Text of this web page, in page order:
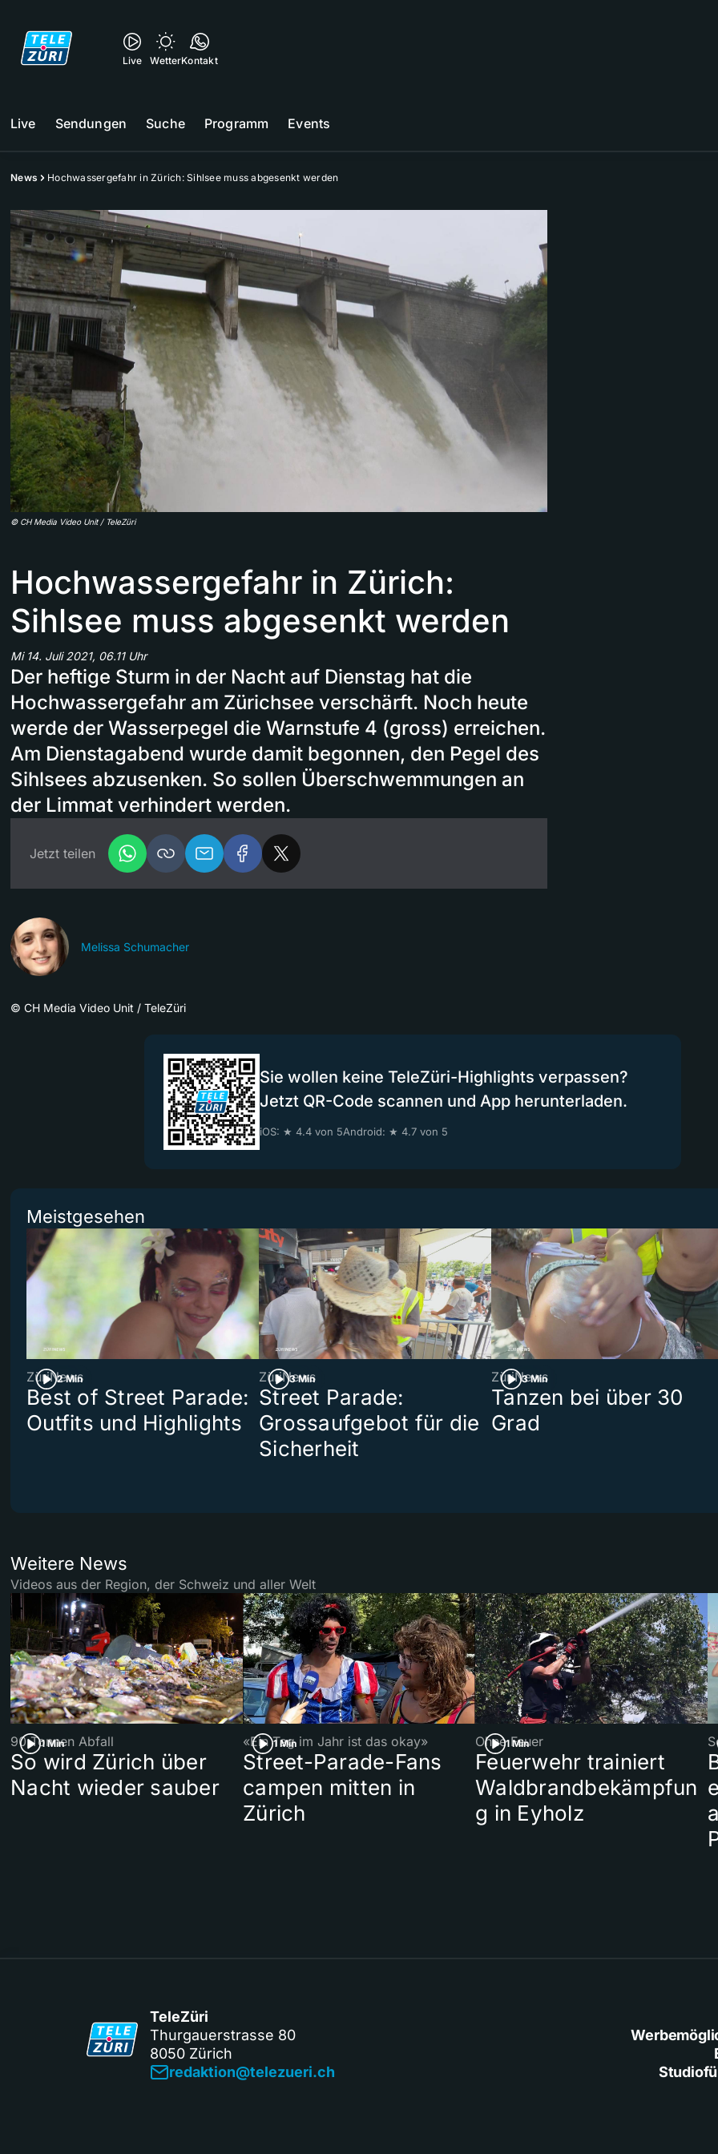
Live WetterKontakt
Live Sendungen Suche Programm Events
News Hochwassergefahr in Zürich: Sihlsee muss abgesenkt werden
© CH Media Video Unit / TeleZüri
Hochwassergefahr in Zürich:
Sihlsee muss abgesenkt werden
Mi 14. Juli 2021, 06.11 Uhr
Der heftige Sturm in der Nacht auf Dienstag hat die
Hochwassergefahr am Zürichsee verschärft. Noch heute
werde der Wasserpegel die Warnstufe 4 (gross) erreichen.
Am Dienstagabend wurde damit begonnen, den Pegel des
Sihlsees abzusenken. So sollen Überschwemmungen an
der Limmat verhindert werden.
Jetzt teilen
Melissa Schumacher
© CH Media Video Unit / TeleZüri
Sie wollen keine TeleZüri-Highlights verpassen?
Jetzt QR-Code scannen und App herunterladen.
iOS: ★ 4.4 von 5Android: ★ 4.7 von 5
Meistgesehen
2 Min
ZüriNews
Best of Street Parade:
Outfits und Highlights
3 Min
ZüriNews
Street Parade:
Grossaufgebot für die
Sicherheit
3 Min
ZüriNews
Tanzen bei über 30
Grad
Weitere News
Videos aus der Region, der Schweiz und aller Welt
1 Min
90 Tonnen Abfall
So wird Zürich über
Nacht wieder sauber
1 Min
«Ein Tag im Jahr ist das okay»
Street-Parade-Fans
campen mitten in
Zürich
1 Min
Ohne Feuer
Feuerwehr trainiert
Waldbrandbekämpfun
g in Eyholz
TeleZüri
Thurgauerstrasse 80
8050 Zürich
redaktion@telezueri.ch